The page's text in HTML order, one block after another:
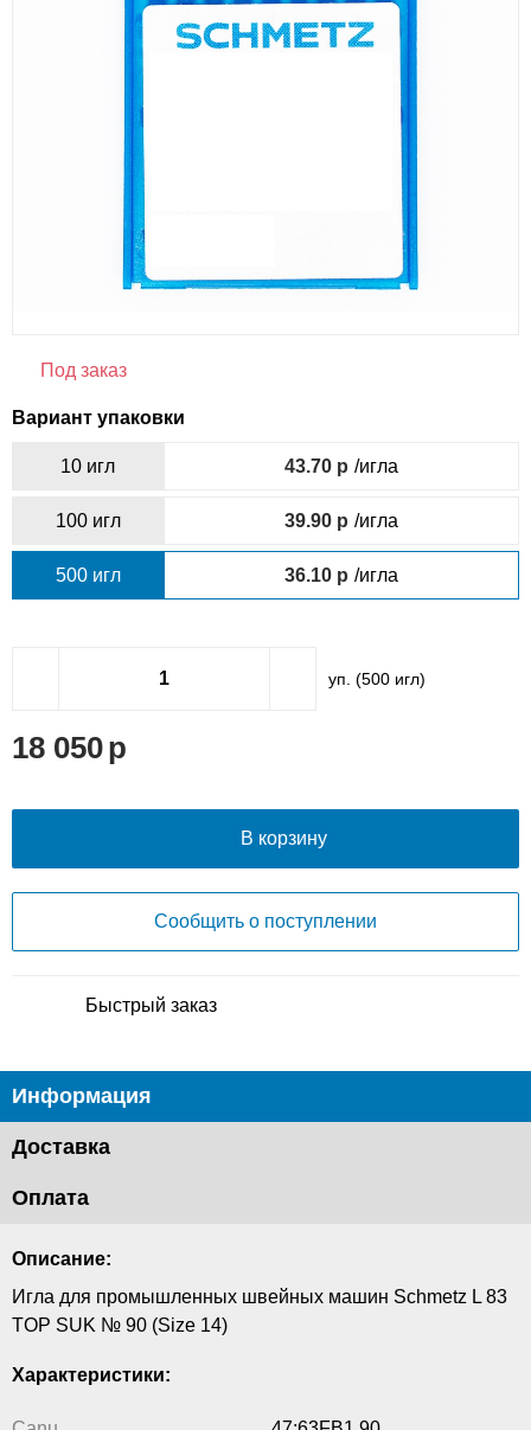
Под заказ
Вариант упаковки
10 игл 43.70 /игла
100 игл 39.90 /игла
500 игл 36.10 /игла
уп. (500игл)
18 050
В корзину
Сообщить о поступлении
Быстрый заказ
Информация
Доставка
Оплата
Описание:
Игла для промышленных швейных машин Schmetz L 83
TOP SUK № 90 (Size 14)
Характеристики: